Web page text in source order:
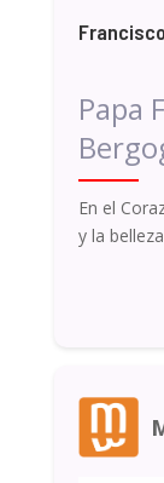
Papa
En el
y la